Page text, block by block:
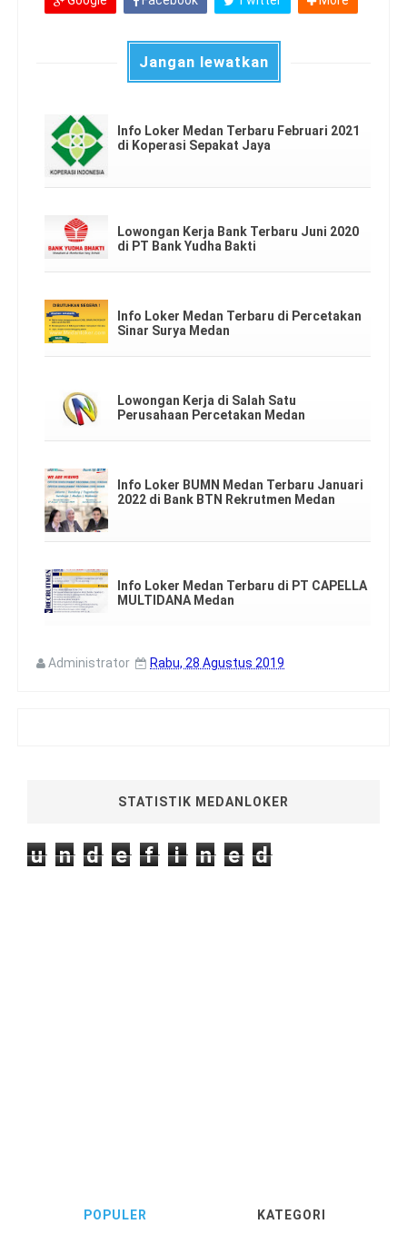
Jangan lewatkan
Info Loker Medan Terbaru Februari 2021
di Koperasi Sepakat Jaya
Lowongan Kerja Bank Terbaru Juni 2020
di PT Bank Yudha Bakti
Info Loker Medan Terbaru di Percetakan
Sinar Surya Medan
Lowongan Kerja di Salah Satu
Perusahaan Percetakan Medan
Info Loker BUMN Medan Terbaru Januari
2022 di Bank BTN Rekrutmen Medan
Info Loker Medan Terbaru di PT CAPELLA
MULTIDANA Medan
Administrator Rabu, 28 Agustus 2019
STATISTIK MEDANLOKER
u n d e f i n e d
POPULER KATEGORI